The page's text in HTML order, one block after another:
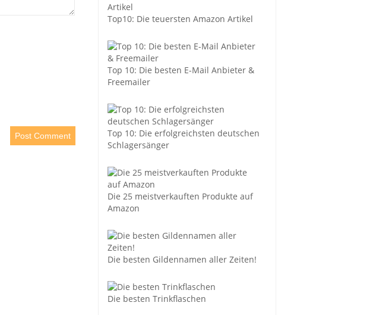
Top10: Die teuersten Amazon Artikel
Top 10: Die besten E-Mail Anbieter &
Freemailer
Top 10: Die erfolgreichsten deutschen
Schlagersänger
Die 25 meistverkauften Produkte auf
Amazon
Die besten Gildennamen aller Zeiten!
Die besten Trinkflaschen